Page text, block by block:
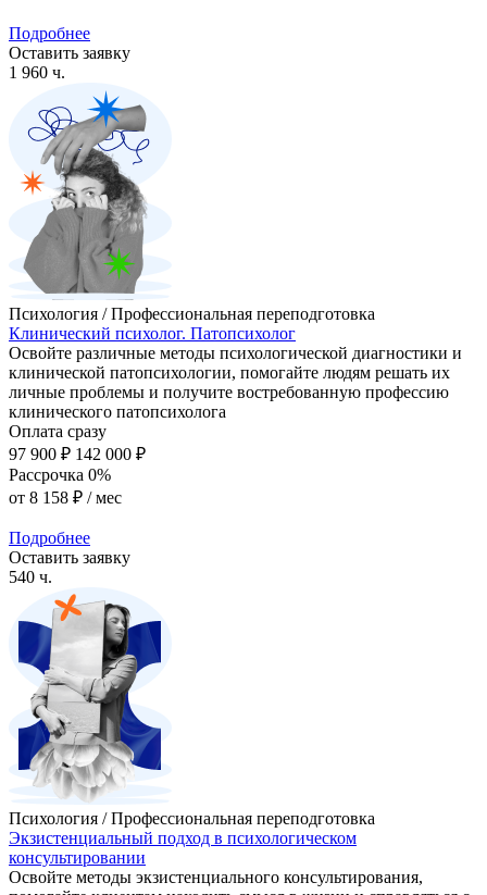
Подробнее
Оставить заявку
1 960 ч.
Психология / Профессиональная переподготовка
Клинический психолог. Патопсихолог
Освойте различные методы психологической диагностики и
клинической патопсихологии, помогайте людям решать их
личные проблемы и получите востребованную профессию
клинического патопсихолога
Оплата сразу
97 900 ₽ 142 000 ₽
Рассрочка 0%
от 8 158 ₽ / мес
Подробнее
Оставить заявку
540 ч.
Психология / Профессиональная переподготовка
Экзистенциальный подход в психологическом
консультировании
Освойте методы экзистенциального консультирования,